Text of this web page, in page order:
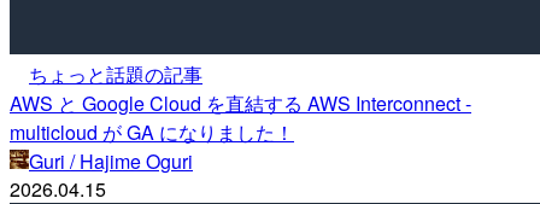
ちょっと話題の記事
AWS と Google Cloud を直結する AWS Interconnect -
multicloud が GA になりました！
Guri / Hajime Oguri
2026.04.15